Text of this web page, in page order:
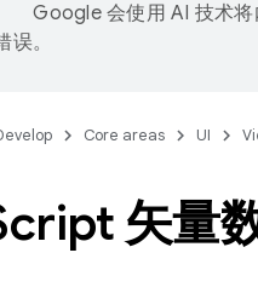
Google 会使用 AI 技术将
。
Core areas UI
矢量